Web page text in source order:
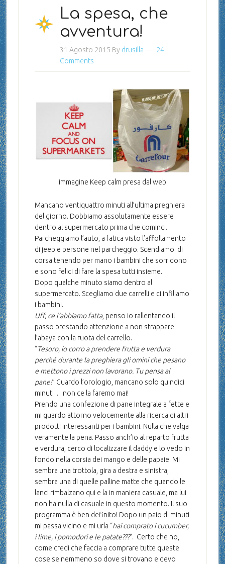
La spesa, che
avventura!
31 Agosto 2015 By drusilla
24
Comments
immagine Keep calm presa dal web
Mancano ventiquattro minuti all’ultima preghiera
del giorno. Dobbiamo assolutamente essere
dentro al supermercato prima che cominci.
Parcheggiamo l’auto, a fatica visto l’affollamento
di jeep e persone nel parcheggio. Scendiamo di
corsa tenendo per mano i bambini che sorridono
e sono felici di fare la spesa tutti insieme.
Dopo qualche minuto siamo dentro al
supermercato. Scegliamo due carrelli e ci infiliamo
i bambini.
Uff, ce l’abbiamo fatta, penso io rallentando il
passo prestando attenzione a non strappare
l’abaya con la ruota del carrello.
“Tesoro, io corro a prendere frutta e verdura
perché durante la preghiera gli omini che pesano
e mettono i prezzi non lavorano. Tu pensa al
pane!” Guardo l’orologio, mancano solo quindici
minuti… non ce la faremo mai!
Prendo una confezione di pane integrale a fette e
mi guardo attorno velocemente alla ricerca di altri
prodotti interessanti per i bambini. Nulla che valga
veramente la pena. Passo anch’io al reparto frutta
e verdura, cerco di localizzare il daddy e lo vedo in
fondo nella corsia dei mango e delle papaie. Mi
sembra una trottola, gira a destra e sinistra,
sembra una di quelle palline matte che quando le
lanci rimbalzano qui e la in maniera casuale, ma lui
non ha nulla di casuale in questo momento. Il suo
programma è ben definito! Dopo un paio di minuti
mi passa vicino e mi urla “hai comprato i cucumber,
i lime, i pomodori e le patate???“. Certo che no,
come credi che faccia a comprare tutte queste
cose se nemmeno so dove si trovano e devo